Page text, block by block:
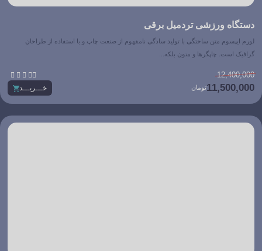
دستگاه ورزشی تردمیل برقی
لورم ایپسوم متن ساختگی با تولید سادگی نامفهوم از صنعت چاپ و با استفاده از طراحان
گرافیک است. چاپگرها و متون بلکه...
12,400,000
11,500,000تومان
   
خـــریـــد